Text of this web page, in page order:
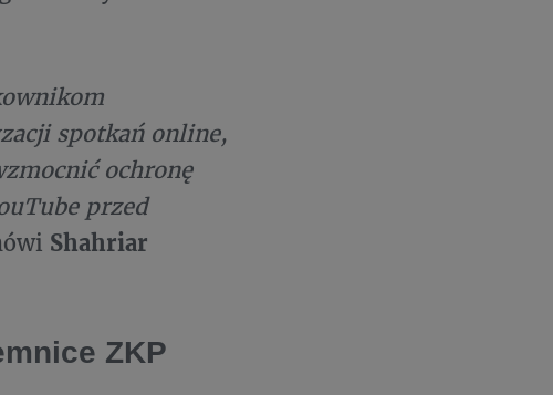
spotkań online,
ochronę
przed
Shahriar
ZKP